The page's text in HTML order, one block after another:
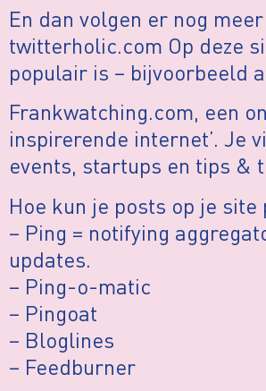
En dan volgen er nog
twitterholic.com Op deze
populair is – bijvoorbeeld
Frankwatching.com, een
inspirerende internet’. Je
events, startups en tips &
Hoe kun je posts op je site
– Ping = notifying
updates.
– Ping-o-matic
– Pingoat
– Bloglines
– Feedburner